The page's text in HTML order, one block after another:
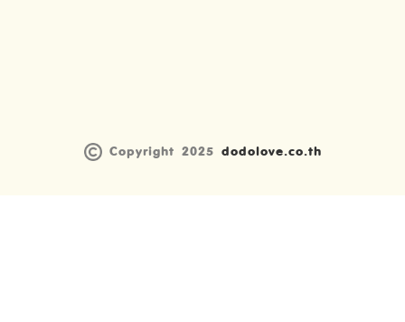
Copyright 2025 dodolove.co.th